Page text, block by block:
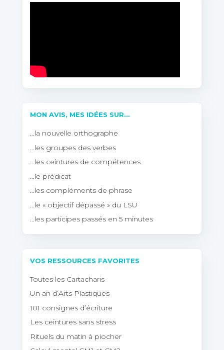
MON AVIS, MES IDÉES SUR…
…la nouvelle orthographe
…les groupes des verbes
…les ceintures de compétences
…le prédicat
…les compléments de phrase
…le « objectif dépassé » du LSU
…les participes passés en 5 minutes
VOS RESSOURCES FAVORITES
Toutes les Cartacharis
Un an d’Arts Plastiques
101 consignes d’écriture
Les ceintures sans stress
Rituels du matin à piocher